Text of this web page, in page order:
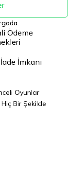
Ödeme
İmkanı
Oyunlar
Bir Şekilde